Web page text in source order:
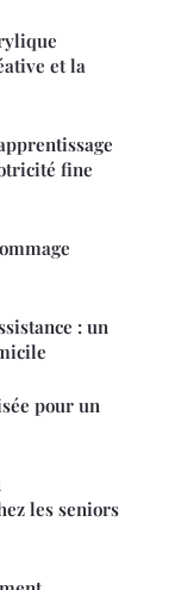
et la
fine
: un
pour un
les seniors